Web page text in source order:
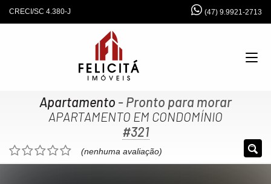
CRECI/SC 4.380-J (47) 9.9921-2713
Apartamento - Pronto para morar
APARTAMENTO EM CONDOMÍNIO
#321
(nenhuma avaliação)